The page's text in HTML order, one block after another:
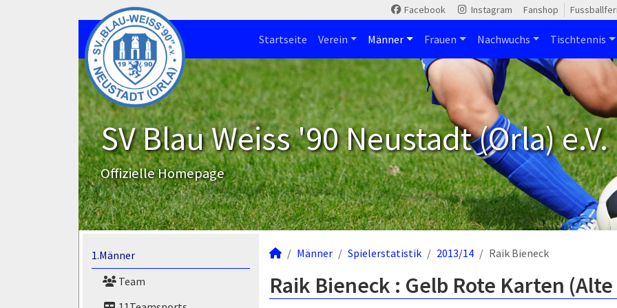
Facebook Instagram Fanshop
Startseite Verein Männer Frauen Nachwuchs Tischtennis
SV Blau Weiss '90 Neustadt (Orla) e.V.
Offizielle Homepage
1.Männer
Team
Männer Spielerstatistik 2013/14 Raik Bieneck
Raik Bieneck : Gelb Rote Karten